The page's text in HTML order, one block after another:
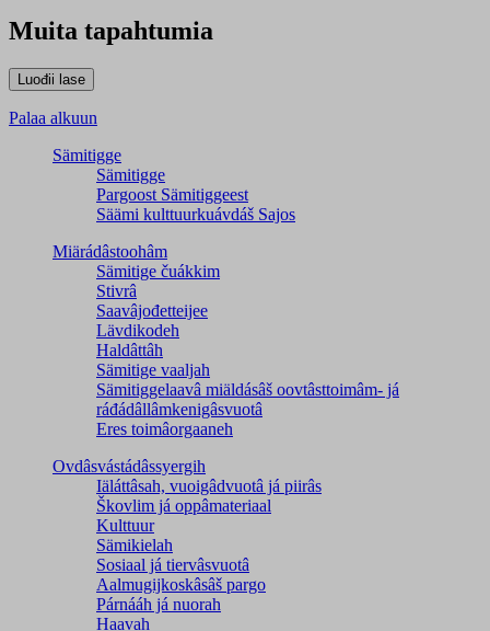
Muita tapahtumia
Palaa alkuun
Sämitigge
Sämitigge
Pargoost Sämitiggeest
Säämi kulttuurkuávdáš Sajos
Miärádâstoohâm
Sämitige čuákkim
Stivrâ
Saavâjođetteijee
Lävdikodeh
Haldâttâh
Sämitige vaaljah
Sämitiggelaavâ miäldásâš oovtâsttoimâm- já
ráđádâllâmkenigâsvuotâ
Eres toimâorgaaneh
Ovdâsvástádâssyergih
Iäláttâsah, vuoigâdvuotâ já piirâs
Škovlim já oppâmateriaal
Kulttuur
Sämikielah
Sosiaal já tiervâsvuotâ
Aalmugijkoskâsâš pargo
Párnááh já nuorah
Haavah